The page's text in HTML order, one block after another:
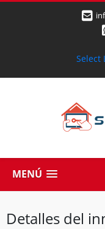
Select
MENÚ
Detalles del